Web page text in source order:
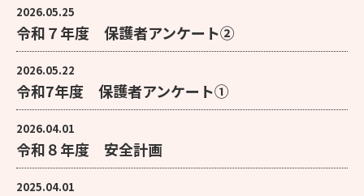
2026.05.25
令和７年度 保護者アンケート②
2026.05.22
令和7年度 保護者アンケート①
2026.04.01
令和８年度 安全計画
2025.04.01